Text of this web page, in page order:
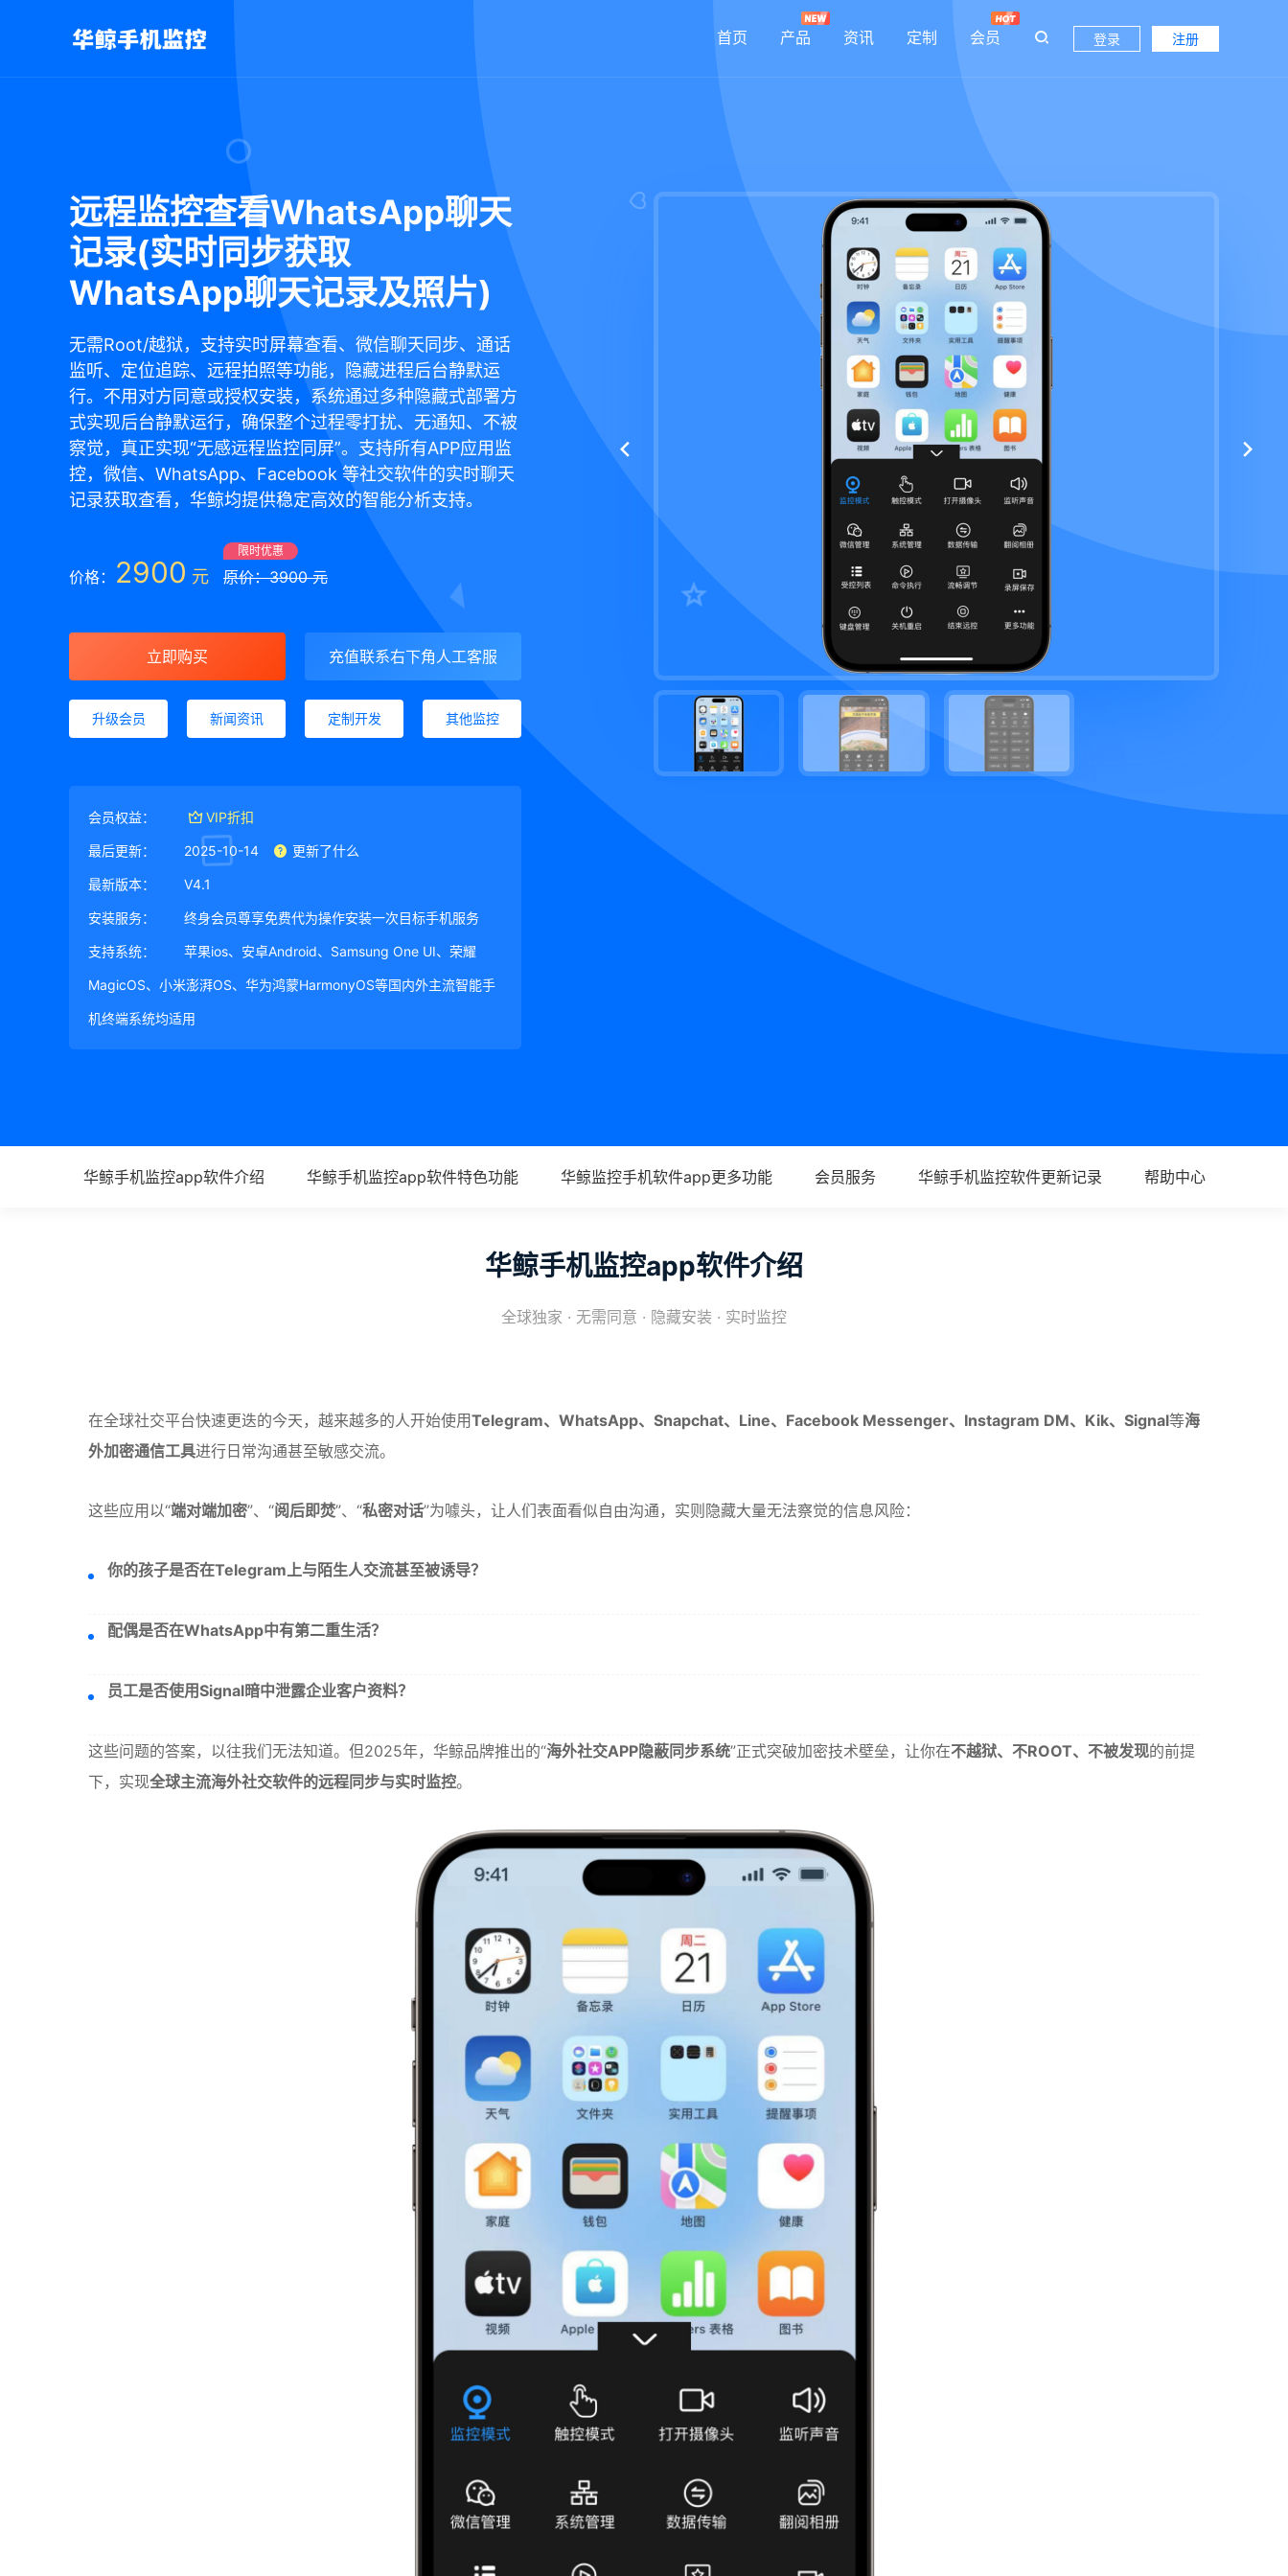
首页 产品 资讯 定制 会员 登录 注册
远程监控查看WhatsApp聊天
记录(实时同步获取
WhatsApp聊天记录及照片)
无需Root/越狱，支持实时屏幕查看、微信聊天同步、通话
监听、定位追踪、远程拍照等功能，隐藏进程后台静默运
行。不用对方同意或授权安装，系统通过多种隐藏式部署方
式实现后台静默运行，确保整个过程零打扰、无通知、不被
察觉，真正实现“无感远程监控同屏”。支持所有APP应用监
控，微信、WhatsApp、Facebook 等社交软件的实时聊天
记录获取查看，华鲸均提供稳定高效的智能分析支持。
价格： 2900 元
限时优惠
原价：3900 元
立即购买 充值联系右下角人工客服
升级会员 新闻资讯 定制开发 其他监控
会员权益： VIP折扣
最后更新： 2025-10-14 更新了什么
最新版本： V4.1
安装服务： 终身会员尊享免费代为操作安装一次目标手机服务
支持系统： 苹果ios、安卓Android、Samsung One UI、荣耀
MagicOS、小米澎湃OS、华为鸿蒙HarmonyOS等国内外主流智能手
机终端系统均适用
华鲸手机监控app软件介绍 华鲸手机监控app软件特色功能 华鲸监控手机软件app更多功能 会员服务 华鲸手机监控软件更新记录 帮助中心
华鲸手机监控app软件介绍
全球独家 · 无需同意 · 隐藏安装 · 实时监控
在全球社交平台快速更迭的今天，越来越多的人开始使用Telegram、WhatsApp、Snapchat、Line、Facebook Messenger、Instagram DM、Kik、Signal等海
外加密通信工具进行日常沟通甚至敏感交流。
这些应用以“端对端加密”、“阅后即焚”、“私密对话”为噱头，让人们表面看似自由沟通，实则隐藏大量无法察觉的信息风险：
你的孩子是否在Telegram上与陌生人交流甚至被诱导？
配偶是否在WhatsApp中有第二重生活？
员工是否使用Signal暗中泄露企业客户资料？
这些问题的答案，以往我们无法知道。但2025年，华鲸品牌推出的“海外社交APP隐蔽同步系统”正式突破加密技术壁垒，让你在不越狱、不ROOT、不被发现的前提
下，实现全球主流海外社交软件的远程同步与实时监控。